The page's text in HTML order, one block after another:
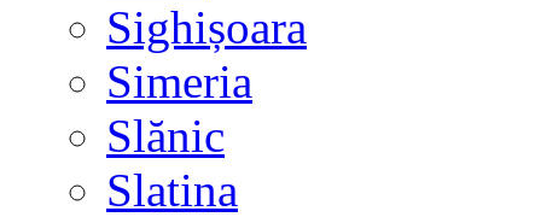
Sighișoara
Simeria
Slănic
Slatina